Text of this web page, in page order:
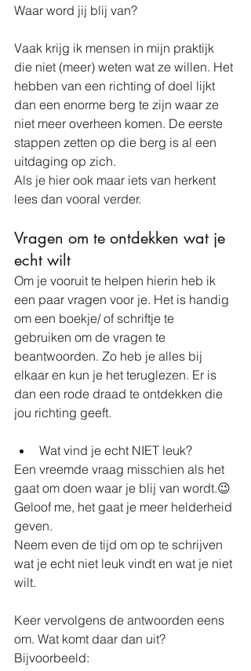
Waar word jij blij van?
Vaak krijg ik mensen in mijn praktijk
die niet (meer) weten wat ze willen. Het
hebben van een richting of doel lijkt
dan een enorme berg te zijn waar ze
niet meer overheen komen. De eerste
stappen zetten op die berg is al een
uitdaging op zich.
Als je hier ook maar iets van herkent
lees dan vooral verder.
Vragen om te ontdekken wat je
echt wilt
Om je vooruit te helpen hierin heb ik
een paar vragen voor je. Het is handig
om een boekje/ of schriftje te
gebruiken om de vragen te
beantwoorden. Zo heb je alles bij
elkaar en kun je het teruglezen. Er is
dan een rode draad te ontdekken die
jou richting geeft.
Wat vind je echt NIET leuk?
Een vreemde vraag misschien als het
gaat om doen waar je blij van wordt.😉
Geloof me, het gaat je meer helderheid
geven.
Neem even de tijd om op te schrijven
wat je echt niet leuk vindt en wat je niet
wilt.
Keer vervolgens de antwoorden eens
om. Wat komt daar dan uit?
Bijvoorbeeld: